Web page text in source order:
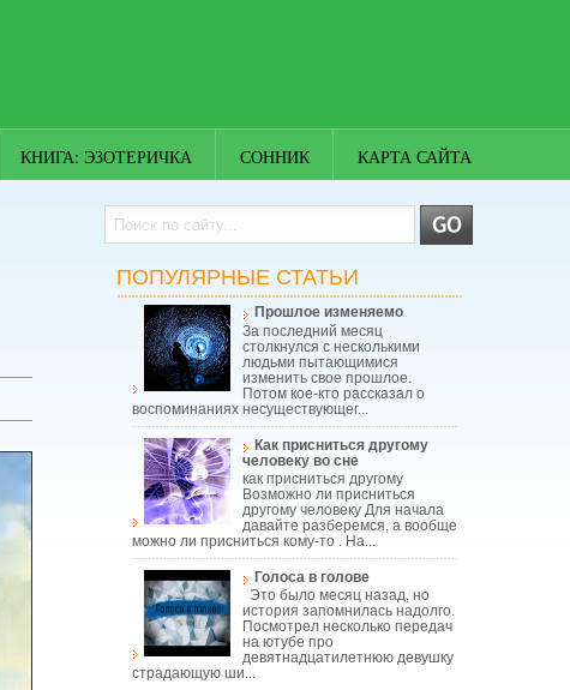
КНИГА: ЭЗОТЕРИЧКА СОННИК КАРТА САЙТА
ПОПУЛЯРНЫЕ СТАТЬИ
Прошлое изменяемо
За последний месяц
столкнулся с несколькими
людьми пытающимися
изменить свое прошлое.
Потом кое-кто рассказал о
воспоминаниях несуществующег...
Как присниться другому
человеку во сне
как присниться другому
Возможно ли присниться
другому человеку Для начала
давайте разберемся, а вообще
можно ли присниться кому-то . На...
Голоса в голове
Это было месяц назад, но
история запомнилась надолго.
Посмотрел несколько передач
на ютубе про
девятнадцатилетнюю девушку
страдающую ши...